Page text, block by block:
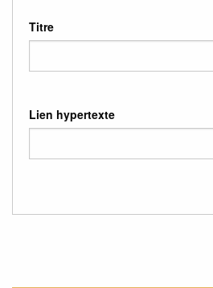
Titre
Lien hypertexte